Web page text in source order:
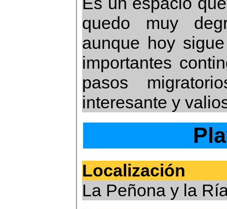
quedo muy
aunque hoy
importantes
pasos
interesante y
Localización
La Peñona y la